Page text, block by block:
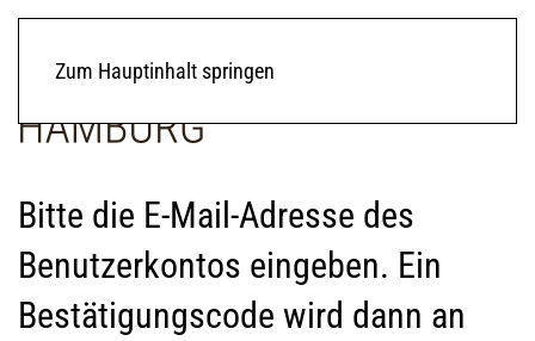
Zum Hauptinhalt springen
Bitte die E-Mail-Adresse des
Benutzerkontos eingeben. Ein
Bestätigungscode wird dann an